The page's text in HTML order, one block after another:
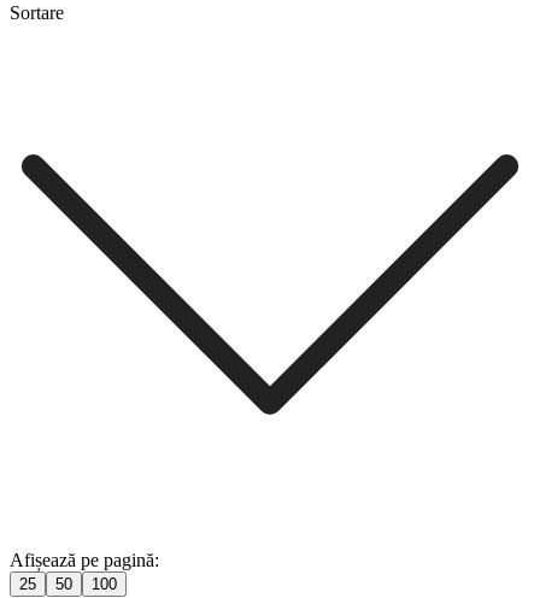
Sortare
Afișează pe pagină:
25 50 100